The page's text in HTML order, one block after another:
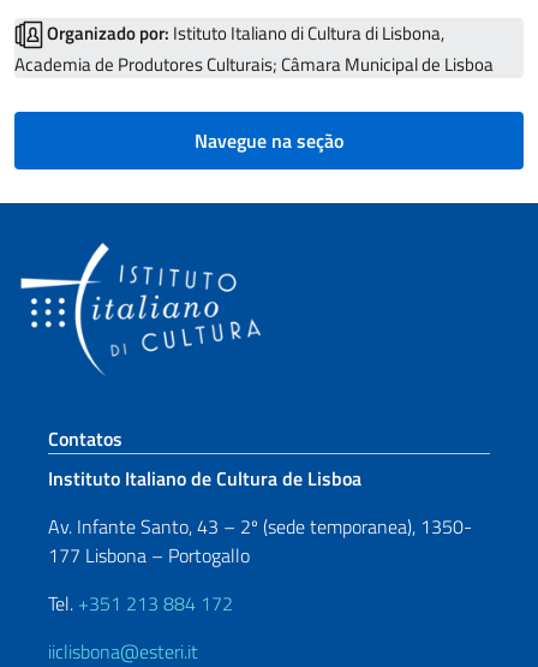
Organizado por: Istituto Italiano di Cultura di Lisbona,
Academia de Produtores Culturais; Câmara Municipal de Lisboa
Navegue na seção
Seção de rodapé
Contatos
Instituto Italiano de Cultura de Lisboa
Av. Infante Santo, 43 – 2º (sede temporanea), 1350-
177 Lisbona – Portogallo
Tel. +351 213 884 172
iiclisbona@esteri.it